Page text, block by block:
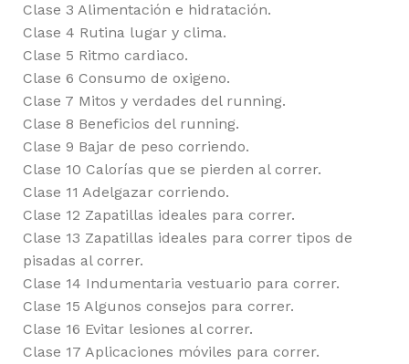
Clase 3 Alimentación e hidratación.
Clase 4 Rutina lugar y clima.
Clase 5 Ritmo cardiaco.
Clase 6 Consumo de oxigeno.
Clase 7 Mitos y verdades del running.
Clase 8 Beneficios del running.
Clase 9 Bajar de peso corriendo.
Clase 10 Calorías que se pierden al correr.
Clase 11 Adelgazar corriendo.
Clase 12 Zapatillas ideales para correr.
Clase 13 Zapatillas ideales para correr tipos de
pisadas al correr.
Clase 14 Indumentaria vestuario para correr.
Clase 15 Algunos consejos para correr.
Clase 16 Evitar lesiones al correr.
Clase 17 Aplicaciones móviles para correr.